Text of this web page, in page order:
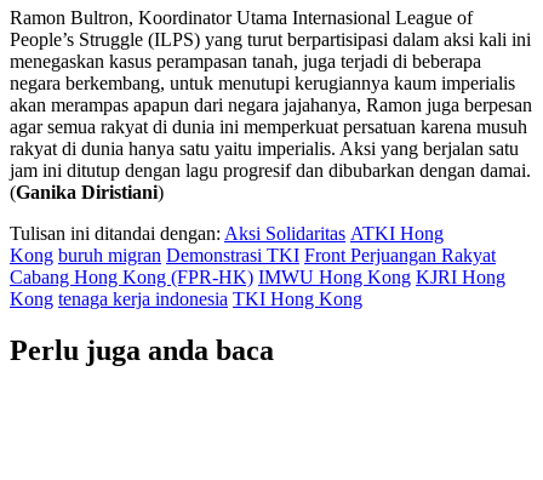
Ramon Bultron, Koordinator Utama Internasional League of
People’s Struggle (ILPS) yang turut berpartisipasi dalam aksi kali ini
menegaskan kasus perampasan tanah, juga terjadi di beberapa
negara berkembang, untuk menutupi kerugiannya kaum imperialis
akan merampas apapun dari negara jajahanya, Ramon juga berpesan
agar semua rakyat di dunia ini memperkuat persatuan karena musuh
rakyat di dunia hanya satu yaitu imperialis. Aksi yang berjalan satu
jam ini ditutup dengan lagu progresif dan dibubarkan dengan damai.
(Ganika Diristiani)
Tulisan ini ditandai dengan: Aksi Solidaritas ATKI Hong
Kong buruh migran Demonstrasi TKI Front Perjuangan Rakyat
Cabang Hong Kong (FPR-HK) IMWU Hong Kong KJRI Hong
Kong tenaga kerja indonesia TKI Hong Kong
Perlu juga anda baca